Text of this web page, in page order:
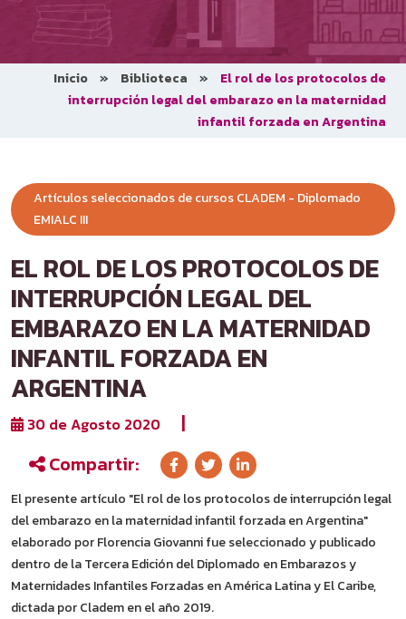
Inicio » Biblioteca »
El rol de los protocolos de
interrupción legal del embarazo en la maternidad
infantil forzada en Argentina
Artículos seleccionados de cursos CLADEM - Diplomado
EMIALC III
EL ROL DE LOS PROTOCOLOS DE
INTERRUPCIÓN LEGAL DEL
EMBARAZO EN LA MATERNIDAD
INFANTIL FORZADA EN
ARGENTINA
30 de Agosto 2020
|
Compartir:
El presente artículo "El rol de los protocolos de interrupción legal
del embarazo en la maternidad infantil forzada en Argentina"
elaborado por Florencia Giovanni fue seleccionado y publicado
dentro de la Tercera Edición del Diplomado en Embarazos y
Maternidades Infantiles Forzadas en América Latina y El Caribe,
dictada por Cladem en el año 2019.